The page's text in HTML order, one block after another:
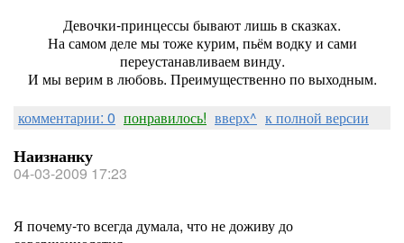
Девочки-принцессы бывают лишь в сказках.
На самом деле мы тоже курим, пьём водку и сами
переустанавливаем винду.
И мы верим в любовь. Преимущественно по выходным.
комментарии: 0 понравилось! вверх^ к полной версии
Наизнанку
04-03-2009 17:23
Я почему-то всегда думала, что не доживу до